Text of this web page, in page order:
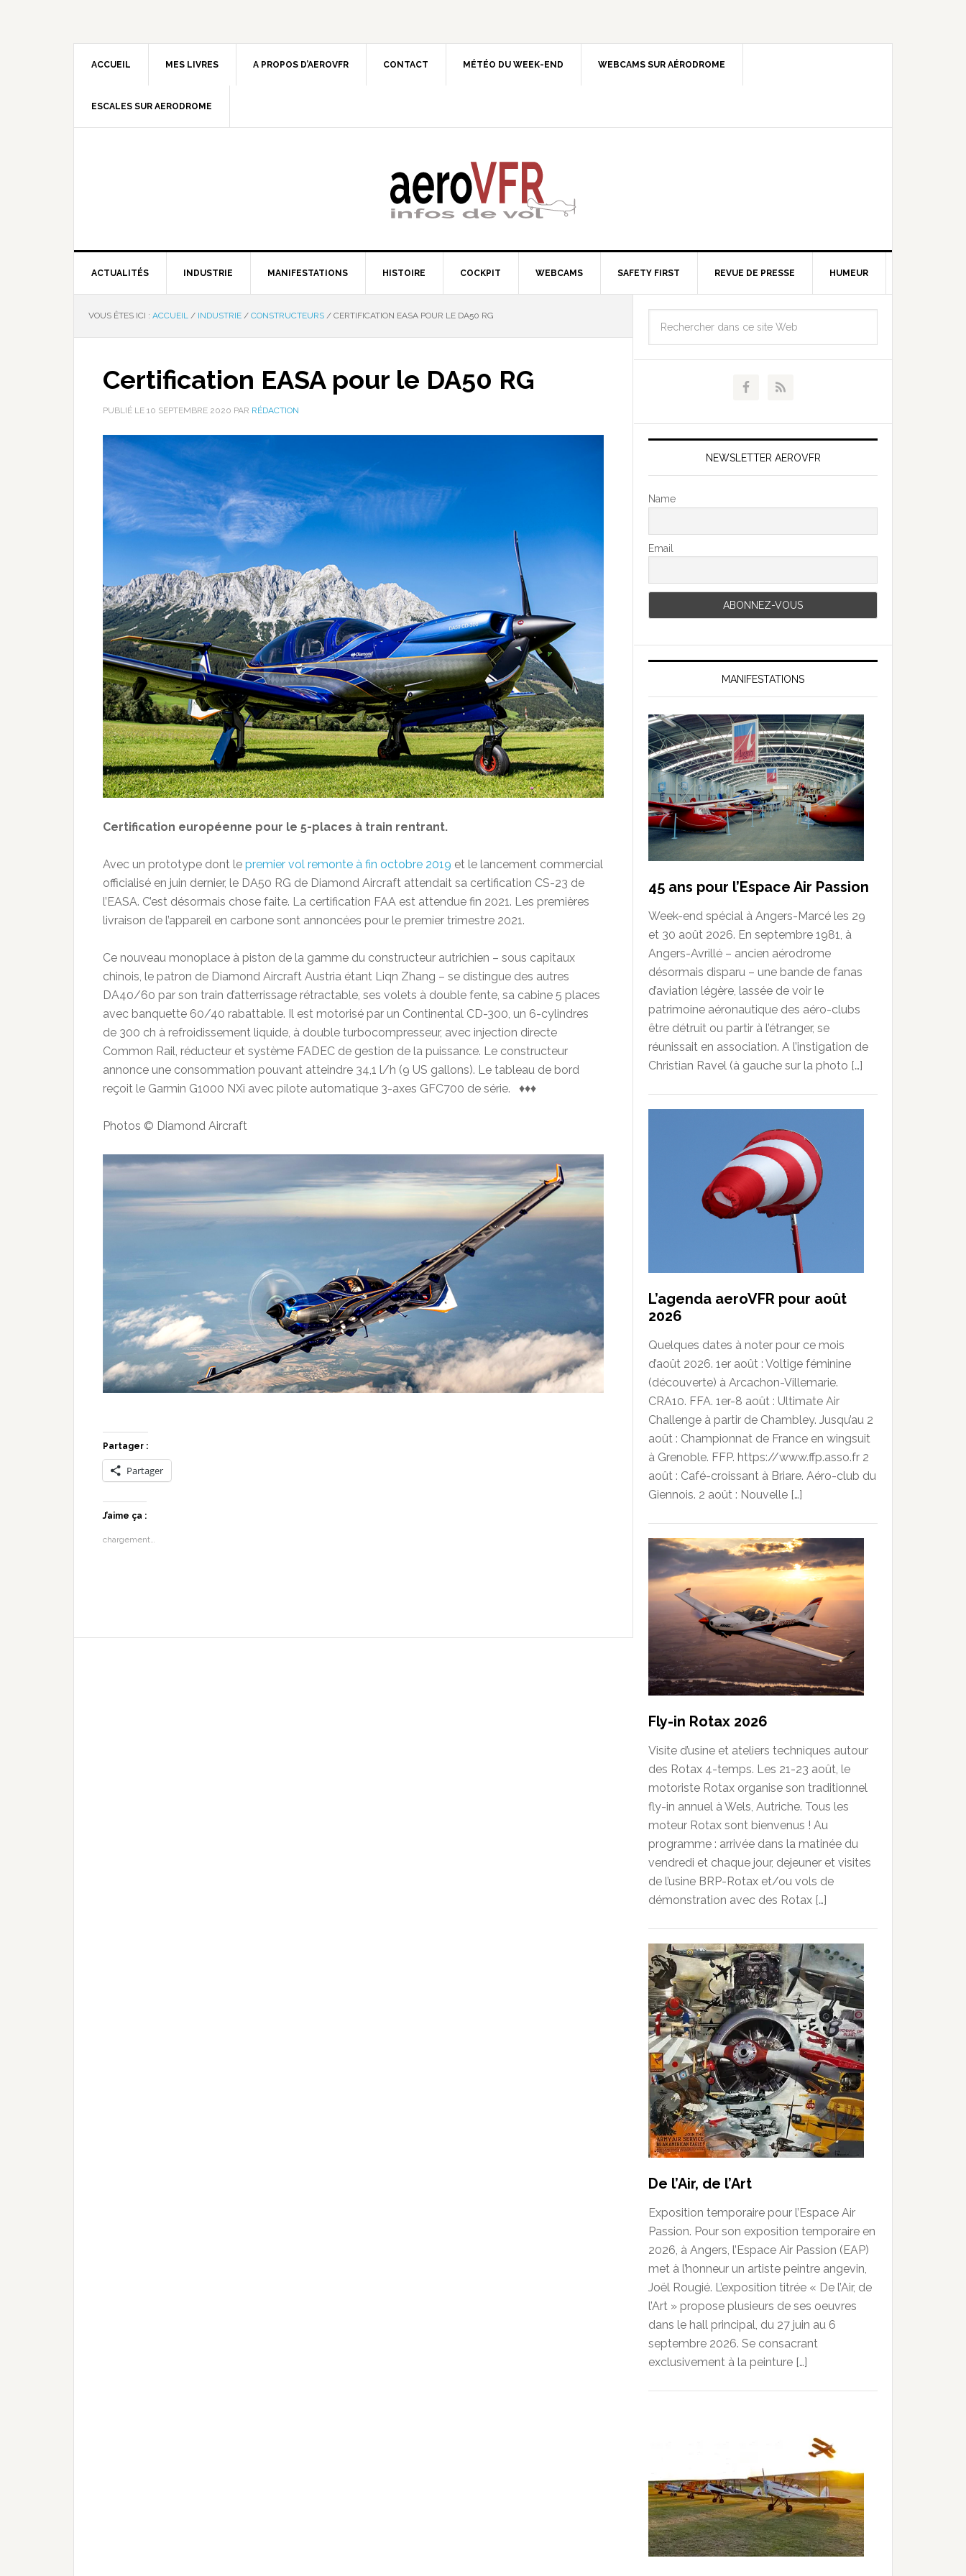
ACCUEIL MES LIVRES A PROPOS D’AEROVFR CONTACT MÉTÉO DU WEEK-END WEBCAMS SUR AÉRODROME
ESCALES SUR AERODROME
ACTUALITÉS INDUSTRIE MANIFESTATIONS HISTOIRE COCKPIT WEBCAMS SAFETY FIRST REVUE DE PRESSE HUMEUR
VOUS ÊTES ICI : ACCUEIL / INDUSTRIE / CONSTRUCTEURS / CERTIFICATION EASA POUR LE DA50 RG
Certification EASA pour le DA50 RG
PUBLIÉ LE 10 SEPTEMBRE 2020 PAR RÉDACTION
Certification européenne pour le 5-places à train rentrant.
Avec un prototype dont le premier vol remonte à fin octobre 2019 et le lancement commercial
officialisé en juin dernier, le DA50 RG de Diamond Aircraft attendait sa certification CS-23 de
l’EASA. C’est désormais chose faite. La certification FAA est attendue fin 2021. Les premières
livraison de l’appareil en carbone sont annoncées pour le premier trimestre 2021.
Ce nouveau monoplace à piston de la gamme du constructeur autrichien – sous capitaux
chinois, le patron de Diamond Aircraft Austria étant Liqn Zhang – se distingue des autres
DA40/60 par son train d’atterrissage rétractable, ses volets à double fente, sa cabine 5 places
avec banquette 60/40 rabattable. Il est motorisé par un Continental CD-300, un 6-cylindres
de 300 ch à refroidissement liquide, à double turbocompresseur, avec injection directe
Common Rail, réducteur et système FADEC de gestion de la puissance. Le constructeur
annonce une consommation pouvant atteindre 34,1 l/h (9 US gallons). Le tableau de bord
reçoit le Garmin G1000 NXi avec pilote automatique 3-axes GFC700 de série. ♦♦♦
Photos © Diamond Aircraft
Partager :
Partager
J’aime ça :
chargement…
NEWSLETTER AEROVFR
Name
Email
MANIFESTATIONS
45 ans pour l’Espace Air Passion
Week-end spécial à Angers-Marcé les 29
et 30 août 2026. En septembre 1981, à
Angers-Avrillé – ancien aérodrome
désormais disparu – une bande de fanas
d’aviation légère, lassée de voir le
patrimoine aéronautique des aéro-clubs
être détruit ou partir à l’étranger, se
réunissait en association. A l’instigation de
Christian Ravel (à gauche sur la photo […]
L’agenda aeroVFR pour août
2026
Quelques dates à noter pour ce mois
d’août 2026. 1er août : Voltige féminine
(découverte) à Arcachon-Villemarie.
CRA10. FFA. 1er-8 août : Ultimate Air
Challenge à partir de Chambley. Jusqu’au 2
août : Championnat de France en wingsuit
à Grenoble. FFP. https://www.ffp.asso.fr 2
août : Café-croissant à Briare. Aéro-club du
Giennois. 2 août : Nouvelle […]
Fly-in Rotax 2026
Visite d’usine et ateliers techniques autour
des Rotax 4-temps. Les 21-23 août, le
motoriste Rotax organise son traditionnel
fly-in annuel à Wels, Autriche. Tous les
moteur Rotax sont bienvenus ! Au
programme : arrivée dans la matinée du
vendredi et chaque jour, dejeuner et visites
de l’usine BRP-Rotax et/ou vols de
démonstration avec des Rotax […]
De l’Air, de l’Art
Exposition temporaire pour l’Espace Air
Passion. Pour son exposition temporaire en
2026, à Angers, l’Espace Air Passion (EAP)
met à l’honneur un artiste peintre angevin,
Joël Rougié. L’exposition titrée « De l’Air, de
l’Art » propose plusieurs de ses oeuvres
dans le hall principal, du 27 juin au 6
septembre 2026. Se consacrant
exclusivement à la peinture […]